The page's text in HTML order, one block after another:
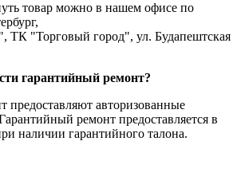
товар можно в нашем офисе по
ТК "Торговый город", ул. Будапештская
гарантийный ремонт?
предоставляют авторизованные
ремонт предоставляется в
наличии гарантийного талона.